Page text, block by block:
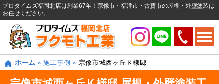
プロタイムズ福岡北店は創業67年！宗像市・福津市・古賀市の屋根・外壁塗装は
お任せください。
ホーム » 施工事例 » 宗像市城西ヶ丘Ｋ様邸